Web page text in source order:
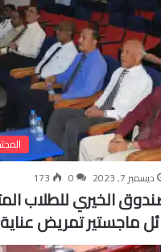
ديسمبر 7, 2023 0
173
الخيري للطلاب
ماجستير تمريض